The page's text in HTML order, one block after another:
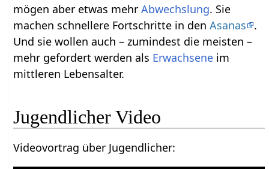
mögen aber etwas mehrAbwechslung. Sie
machen schnellere Fortschritte in denAsanas
.
Und sie wollen auch – zumindest die meisten –
mehr gefordert werden als Erwachsene im
mittleren Lebensalter.
Jugendlicher‏‎ Video
Videovortrag über Jugendlicher‏‎: